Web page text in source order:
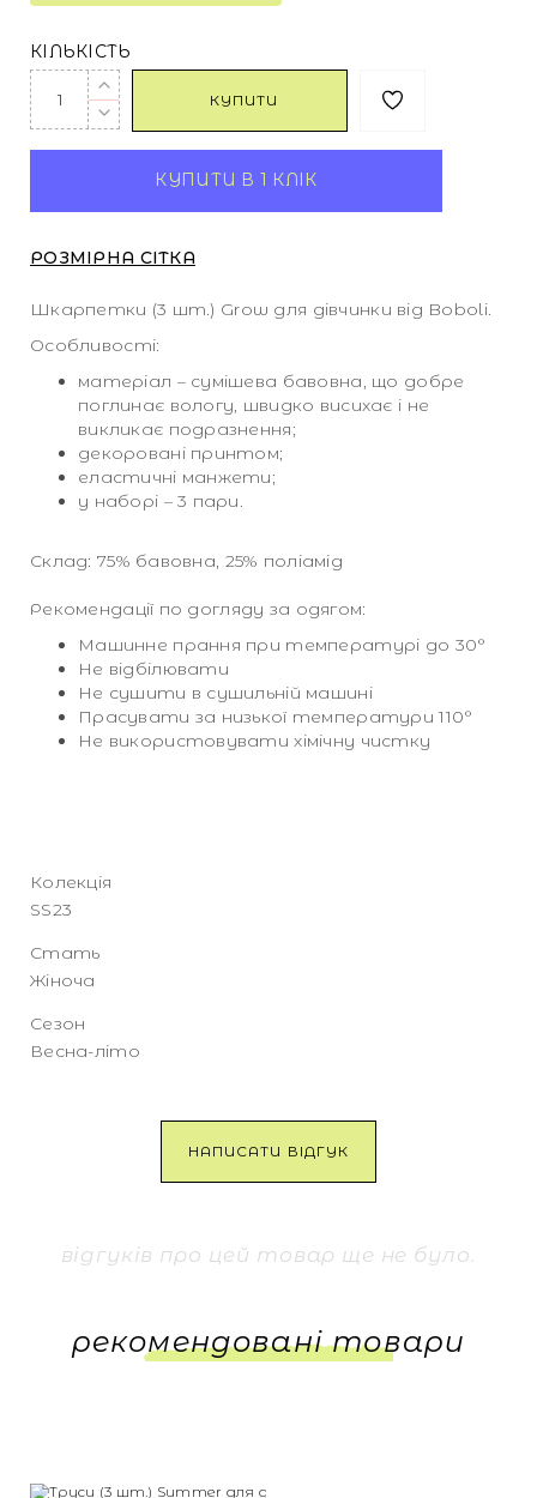
КІЛЬКІСТЬ
КУПИТИ
КУПИТИ В 1 КЛІК
РОЗМІРНА СІТКА
Шкарпетки (3 шт.) Grow для дівчинки від Boboli.
Особливості:
матеріал – сумішева бавовна, що добре
поглинає вологу, швидко висихає і не
викликає подразнення;
декоровані принтом;
еластичні манжети;
у наборі – 3 пари.
Склад: 75% бавовна, 25% поліамід
Рекомендації по догляду за одягом:
Машинне прання при температурі до 30°
Не відбілювати
Не сушити в сушильній машині
Прасувати за низької температури 110°
Не використовувати хімічну чистку
Колекція
SS23
Стать
Жіноча
Сезон
Весна-літо
НАПИСАТИ ВІДГУК
відгуків про цей товар ще не було.
рекомендовані товари